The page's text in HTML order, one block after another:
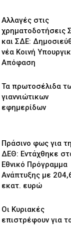
Αλλαγές στις
χρηματοδοτήσεις
και ΣΔΕ:
νέα Κοινή
Απόφαση
Τα πρωτοσέλιδα
γιαννιώτικων
εφημερίδων
Πράσινο φως για
ΔΕΘ: Εντάχθηκε
Εθνικό Πρόγραμμα
Ανάπτυξης με
εκατ. ευρώ
Οι Κυριακές
επιστρέφουν για